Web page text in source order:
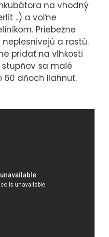
na vhodný
..) a voľne
Priebežne
a rastú.
pridať na vlhkosti
stupňov sa malé
60 dňoch liahnuť.